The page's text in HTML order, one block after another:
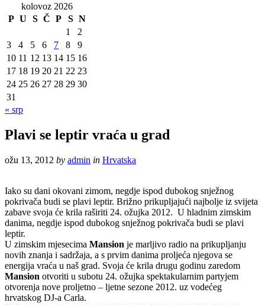
kolovoz 2026
P U S Č P S N
1
2
3
4 5 6 7 8
9
10 11 12 13 14 15 16
17 18 19 20 21 22 23
24 25 26 27 28 29 30
31
« srp
Plavi se leptir vraća u grad
ožu 13, 2012 by admin in Hrvatska
Iako su dani okovani zimom, negdje ispod dubokog snježnog
pokrivača budi se plavi leptir. Brižno prikupljajući najbolje iz svijeta
zabave svoja će krila raširiti 24. ožujka 2012. U hladnim zimskim
danima, negdje ispod dubokog snježnog pokrivača budi se plavi
leptir.
U zimskim mjesecima Mansion je marljivo radio na prikupljanju
novih znanja i sadržaja, a s prvim danima proljeća njegova se
energija vraća u naš grad. Svoja će krila drugu godinu zaredom
Mansion otvoriti u subotu 24. ožujka spektakularnim partyjem
otvorenja nove proljetno – ljetne sezone 2012. uz vodećeg
hrvatskog DJ-a Carla.